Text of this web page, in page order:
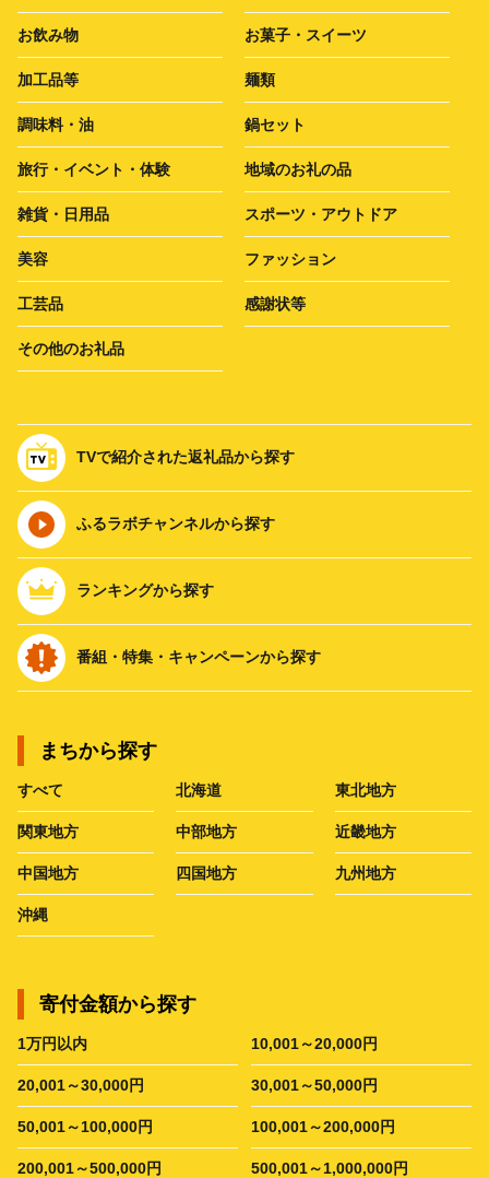
お飲み物 お菓子・スイーツ
加工品等 麺類
調味料・油 鍋セット
旅行・イベント・体験 地域のお礼の品
雑貨・日用品 スポーツ・アウトドア
美容 ファッション
工芸品 感謝状等
その他のお礼品
TVで紹介された返礼品から探す
ふるラボチャンネルから探す
ランキングから探す
番組・特集・キャンペーンから探す
まちから探す
すべて 北海道 東北地方
関東地方 中部地方 近畿地方
中国地方 四国地方 九州地方
沖縄
寄付金額から探す
1万円以内 10,001～20,000円
20,001～30,000円 30,001～50,000円
50,001～100,000円 100,001～200,000円
200,001～500,000円 500,001～1,000,000円